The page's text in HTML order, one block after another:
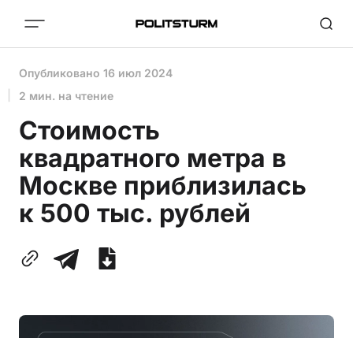
Опубликовано 16 июл 2024
2 мин. на чтение
Стоимость
квадратного метра в
Москве приблизилась
к 500 тыс. рублей